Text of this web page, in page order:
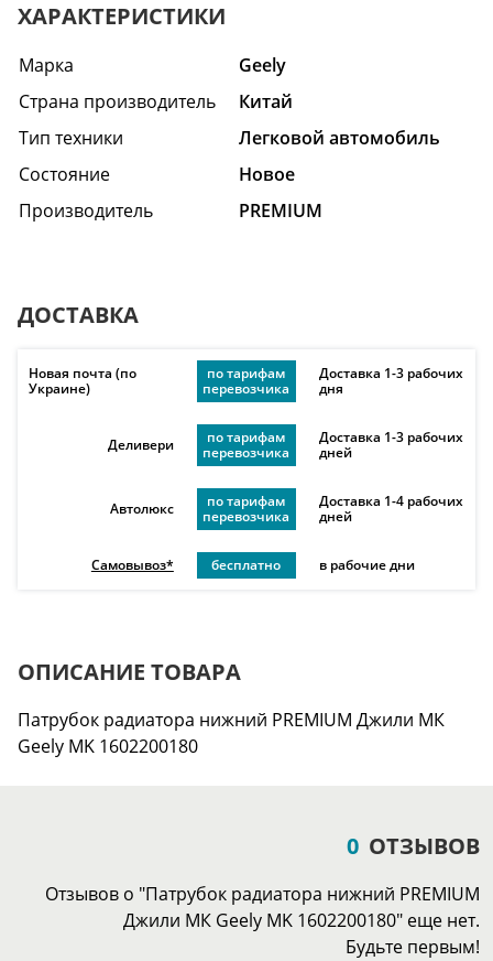
ХАРАКТЕРИСТИКИ
Марка
Geely
Страна производитель
Китай
Тип техники
Легковой автомобиль
Состояние
Hовое
Производитель
PREMIUM
ДОСТАВКА
Новая почта (по
Украине)
по тарифам
перевозчика
Доставка 1-3 рабочих
дня
Деливери
по тарифам
перевозчика
Доставка 1-3 рабочих
дней
Автолюкс
по тарифам
перевозчика
Доставка 1-4 рабочих
дней
Самовывоз* бесплатно в рабочие дни
ОПИСАНИЕ ТОВАРА
Патрубок радиатора нижний PREMIUM Джили МК
Geely MK 1602200180
0 ОТЗЫВОВ
Отзывов о "Патрубок радиатора нижний PREMIUM
Джили МК Geely MK 1602200180" еще нет.
Будьте первым!